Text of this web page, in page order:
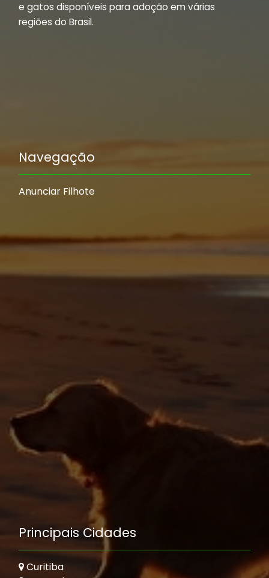
e gatos disponíveis para adoção em várias
regiões do Brasil.
Navegação
Anunciar Filhote
Principais Cidades
Curitiba